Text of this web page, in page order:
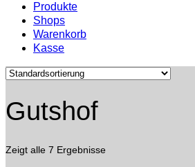
Produkte
Shops
Warenkorb
Kasse
Gutshof
Zeigt alle 7 Ergebnisse